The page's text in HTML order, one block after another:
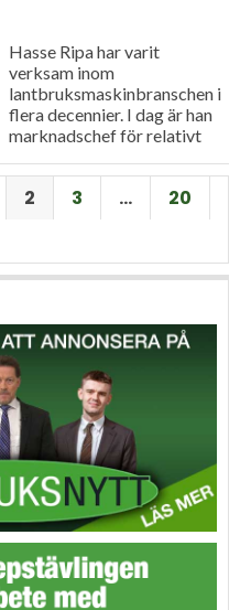
Hasse Ripa har varit
verksam inom
lantbruksmaskinbranschen i
flera decennier. I dag är han
marknadschef för relativt
Machinery med
huvudagenturen Claas. Hur
går det för Swedish Agro
2 3 …
20